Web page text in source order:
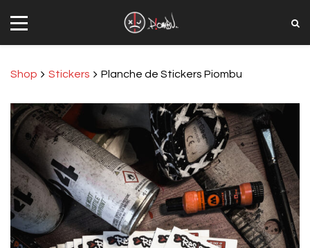
Shop Stickers Planche de Stickers Piombu